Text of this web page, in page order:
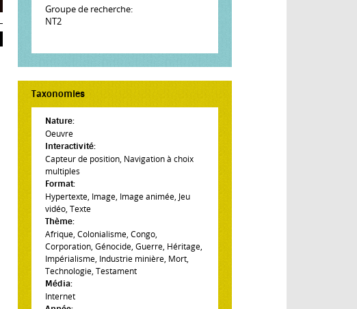
Groupe de recherche:
NT2
Taxonomies
Nature:
Oeuvre
Interactivité:
Capteur de position, Navigation à choix
multiples
Format:
Hypertexte, Image, Image animée, Jeu
vidéo, Texte
Thème:
Afrique, Colonialisme, Congo,
Corporation, Génocide, Guerre, Héritage,
Impérialisme, Industrie minière, Mort,
Technologie, Testament
Média:
Internet